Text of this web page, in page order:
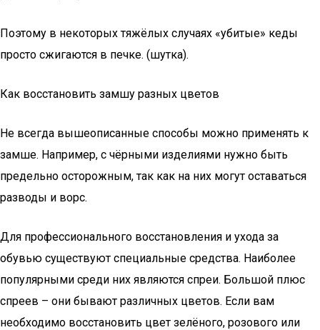
Поэтому в некоторых тяжёлых случаях «убитые» кеды
просто сжигаются в печке. (шутка).
Как восстановить замшу разных цветов
Не всегда вышеописанные способы можно применять к
замше. Например, с чёрными изделиями нужно быть
предельно осторожным, так как на них могут оставаться
разводы и ворс.
Для профессионального восстановления и ухода за
обувью существуют специальные средства. Наиболее
популярными среди них являются спреи. Большой плюс
спреев – они бывают различных цветов. Если вам
необходимо восстановить цвет зелёного, розового или